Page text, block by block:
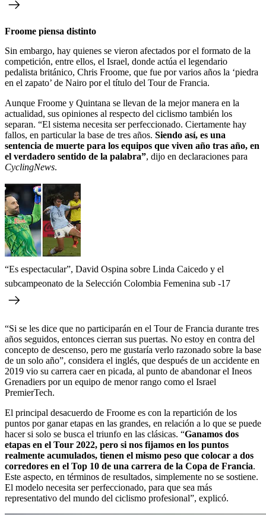
Froome piensa distinto
Sin embargo, hay quienes se vieron afectados por el formato de la
competición, entre ellos, el Israel, donde actúa el legendario
pedalista británico, Chris Froome, que fue por varios años la ‘piedra
en el zapato’ de Nairo por el título del Tour de Francia.
Aunque Froome y Quintana se llevan de la mejor manera en la
actualidad, sus opiniones al respecto del ciclismo también los
separan. “El sistema necesita ser perfeccionado. Ciertamente hay
fallos, en particular la base de tres años. Siendo así, es una
sentencia de muerte para los equipos que viven año tras año, en
el verdadero sentido de la palabra”, dijo en declaraciones para
CyclingNews.
“Es espectacular”, David Ospina sobre Linda Caicedo y el
subcampeonato de la Selección Colombia Femenina sub -17
“Si se les dice que no participarán en el Tour de Francia durante tres
años seguidos, entonces cierran sus puertas. No estoy en contra del
concepto de descenso, pero me gustaría verlo razonado sobre la base
de un solo año”, considera el inglés, que después de un accidente en
2019 vio su carrera caer en picada, al punto de abandonar el Ineos
Grenadiers por un equipo de menor rango como el Israel
PremierTech.
El principal desacuerdo de Froome es con la repartición de los
puntos por ganar etapas en las grandes, en relación a lo que se puede
hacer si solo se busca el triunfo en las clásicas. “Ganamos dos
etapas en el Tour 2022, pero si nos fijamos en los puntos
realmente acumulados, tienen el mismo peso que colocar a dos
corredores en el Top 10 de una carrera de la Copa de Francia.
Este aspecto, en términos de resultados, simplemente no se sostiene.
El modelo necesita ser perfeccionado, para que sea más
representativo del mundo del ciclismo profesional”, explicó.